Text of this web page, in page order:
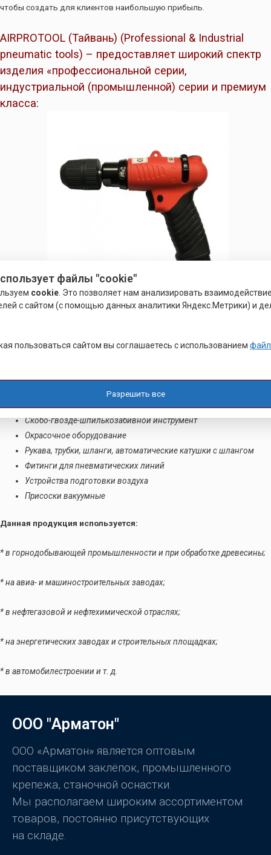
чтобы создать для клиентов наибольшую прибыль.
AIRPROTOOL (Тайвань) (Professional & Industrial
pneumatic tools) – предоставляет широкий спектр
изделия «профессиональной серии,
индустриальной (промышленной) серии и премиум
класса:
Пневматические инструменты
Скобо-гвозде-шпилькозабивной инструмент
Окрасочное оборудование
Рукава, трубки, шланги, автоматические катушки с шлангом
Фитинги для пневматических линий
Устройства подготовки воздуха
Присоски вакуумные
Данная продукция используется:
* в горнодобывающей промышленности и при обработке древесины;
* на авиа- и машиностроительных заводах;
* в нефтегазовой и нефтехимической отраслях;
* на энергетических заводах и строительных площадках;
* в автомобилестроении и т. д.
ООО "Арматон"
ООО «Арматон» является оптовым
поставщиком заклёпок, промышленного
крепежа, станочной оснастки.
Мы располагаем широким ассортиментом
товаров, постоянно присутствующих
на складе.
файлы "cookie"
cookie . Это позволяет нам анализировать
с сайтом (с помощью данных аналитики Яндекс.Метрики) и
пользоваться сайтом вы соглашаетесь с использованием
Разрешить все